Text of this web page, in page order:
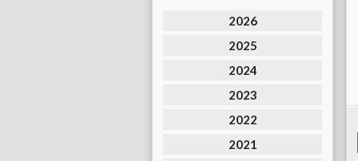
2026
2025
2024
2023
2022
2021